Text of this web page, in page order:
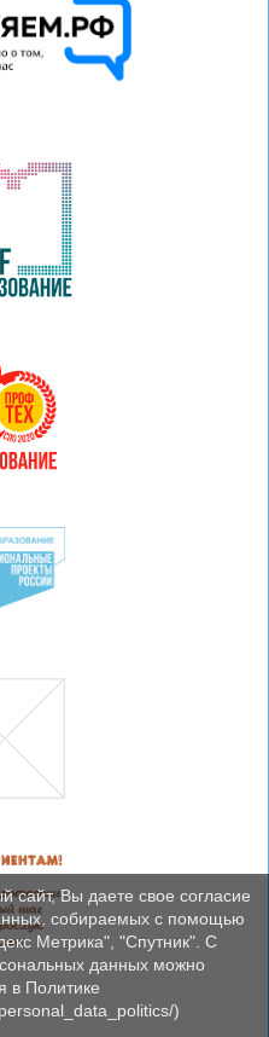
сайт, Вы даете свое согласие
собираемых с помощью
Метрика", "Спутник". С
данных можно
в Политике
)